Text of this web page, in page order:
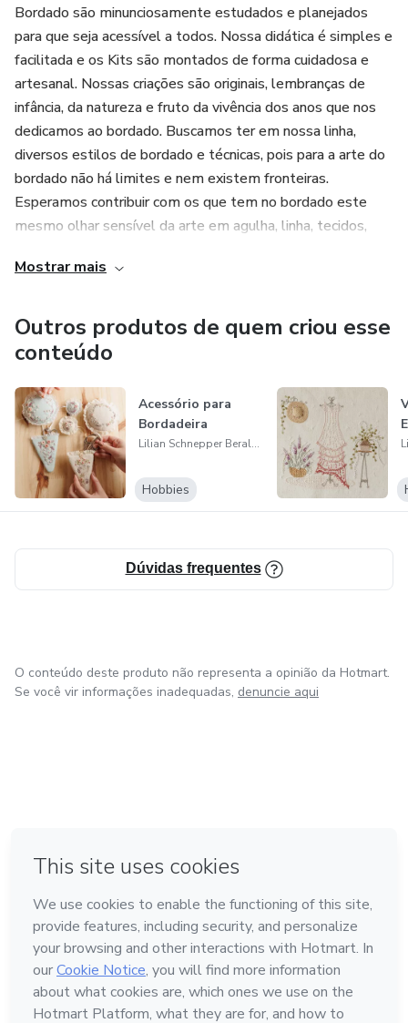
Bordado são minunciosamente estudados e planejados
para que seja acessível a todos. Nossa didática é simples e
facilitada e os Kits são montados de forma cuidadosa e
artesanal. Nossas criações são originais, lembranças de
infância, da natureza e fruto da vivência dos anos que nos
dedicamos ao bordado. Buscamos ter em nossa linha,
diversos estilos de bordado e técnicas, pois para a arte do
bordado não há limites e nem existem fronteiras.
Esperamos contribuir com os que tem no bordado este
mesmo olhar sensível da arte em agulha, linha, tecidos,
todos!
Esta é a BORDADO QUE AMO!!!
Mostrar mais
Outros produtos de quem criou esse
conteúdo
Acessório para
Bordadeira
Lilian Schnepper Beraldo
Hobbies
Dúvidas frequentes
O conteúdo deste produto não representa a opinião da Hotmart.
Se você vir informações inadequadas, denuncie aqui
Feito com ❤ na Cidade do México
Conheça a Hotmart
Idioma